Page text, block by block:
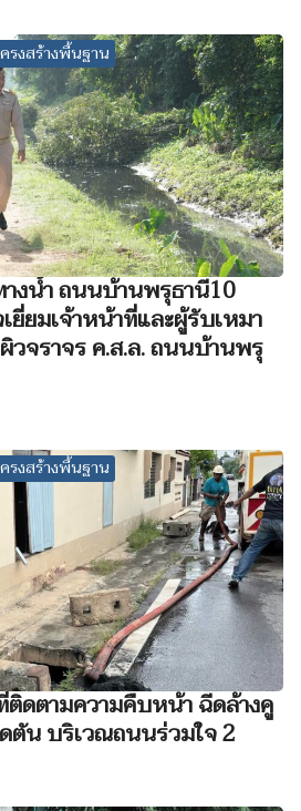
รงสร้างพื้นฐาน
งน้ำ ถนนบ้านพรุธานี10
ยี่ยมเจ้าหน้าที่และผู้รับเหมา
วจราจร ค.ส.ล. ถนนบ้านพรุ
รงสร้างพื้นฐาน
ดตามความคืบหน้า ฉีดล้างคู
ตัน บริเวณถนนร่วมใจ 2